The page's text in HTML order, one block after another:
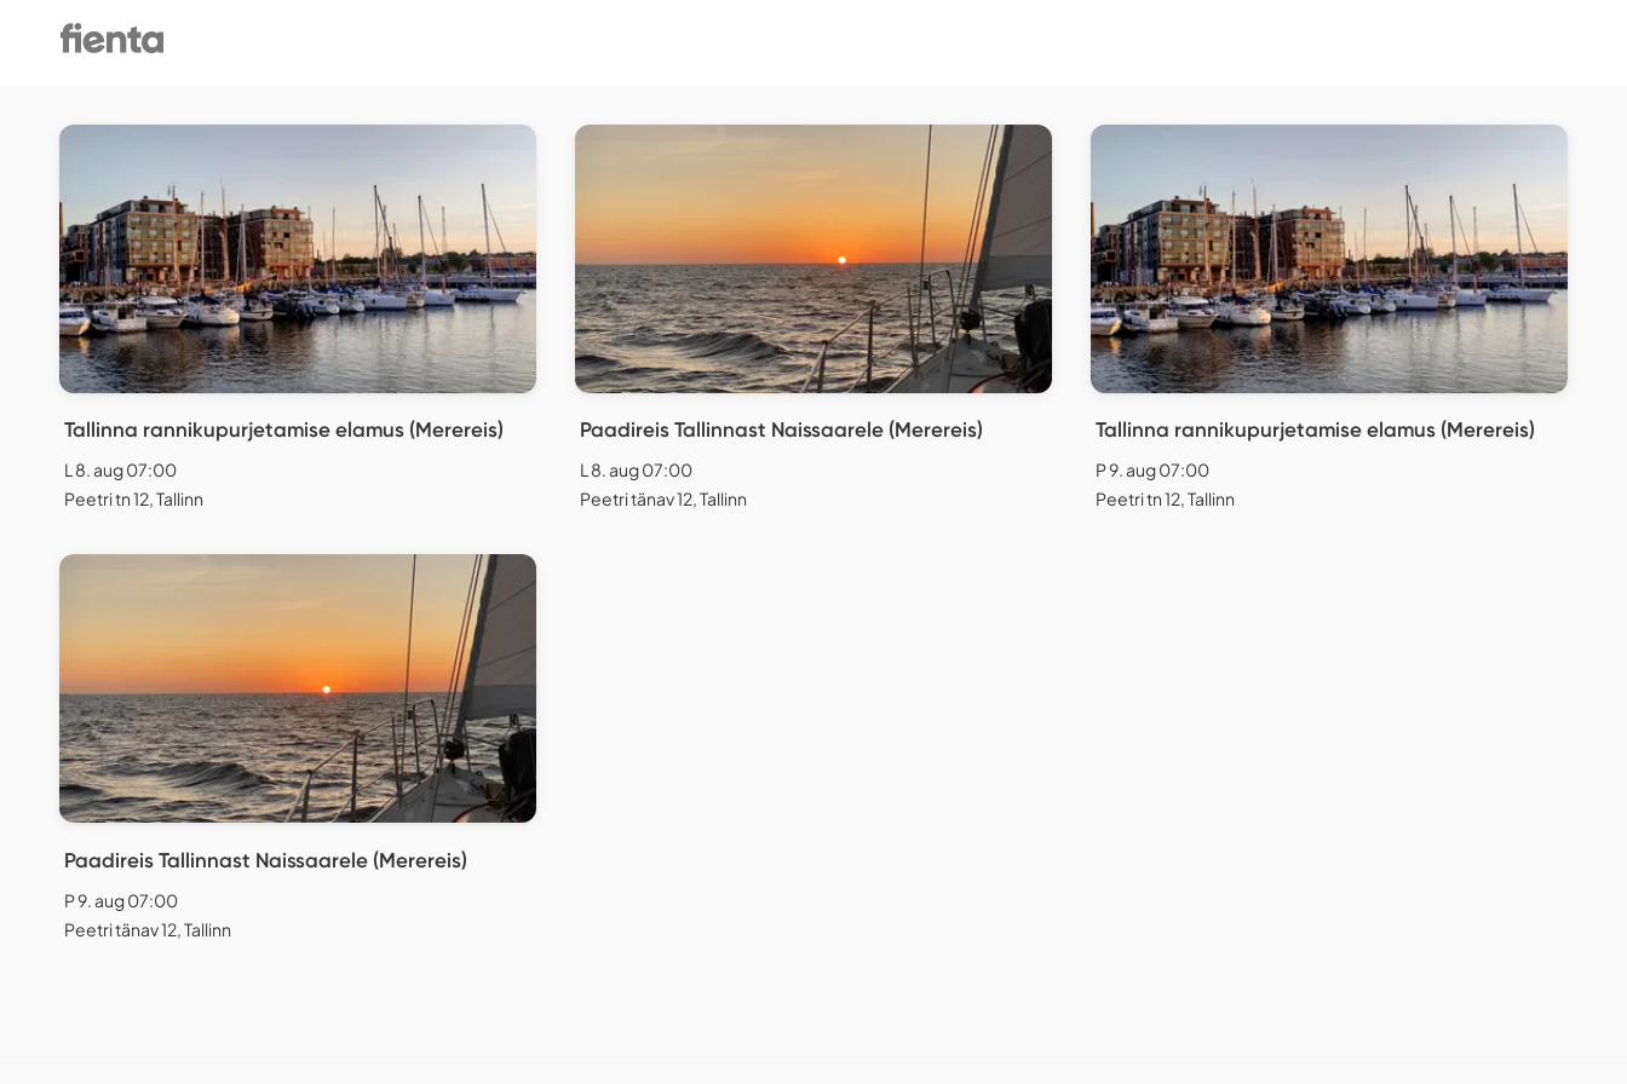
Tallinna rannikupurjetamise elamus (Merereis)
L 8. aug 07:00
Peetri tn 12, Tallinn
Paadireis Tallinnast Naissaarele (Merereis)
L 8. aug 07:00
Peetri tänav 12, Tallinn
Tallinna rannikupurjetamise elamus (Merereis)
P 9. aug 07:00
Peetri tn 12, Tallinn
Paadireis Tallinnast Naissaarele (Merereis)
P 9. aug 07:00
Peetri tänav 12, Tallinn